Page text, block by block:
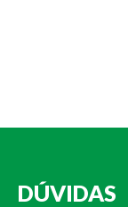
DÚVIDAS